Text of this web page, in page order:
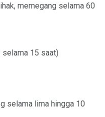
memegang selama 60
selama 15 saat)
selama lima hingga 10